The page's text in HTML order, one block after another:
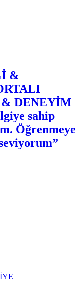
& DENEYİM
sahip
Öğrenmeye